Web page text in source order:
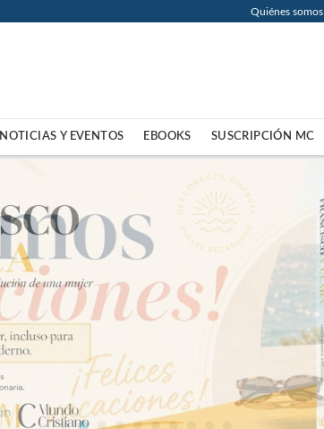
Quiénes somos
NOTICIAS Y EVENTOS EBOOKS SUSCRIPCIÓN MC